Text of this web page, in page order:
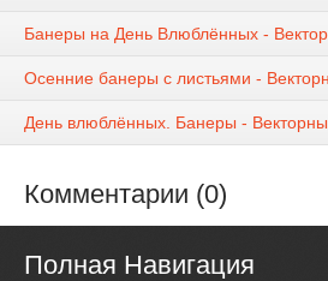
Банеры на День Влюблённых -
Осенние банеры с листьями -
День влюблённых. Банеры -
Комментарии (0)
Полная Навигация